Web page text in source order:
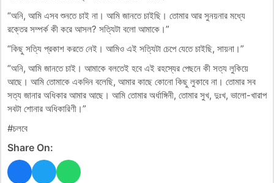
“অনি, আমি এসব শুনতে চাই না। আমি জানতে চাইছি। তোমার আর সুনয়নার মধ্যে
রক্তের সম্পর্ক কী করে আসল? সত্যিটা বলো আমাকে।”
“কিছু সত্যি প্রকাশ করতে নেই। আমিও এই সত্যিটা চেপে যেতে চাইছি, সায়না।”
“অনি, আমি জানতে চাই। আমাকে বলতেই হবে এই রহস্যের পেছনে কী সত্য লুকিয়ে
আছে। আমি তোমাকে একদিন বলেছি, আমার কাছে কোনো কিছু লুকাবে না। তোমার সব
সত্য জানার অধিকার আমার আছে। আমি তোমার অর্ধাঙ্গিনী, তোমার সুখ, দুঃখ, ভালো-খারাপ
সবটা শোনার অধিকারিণী।”
#চলবে
Share On: